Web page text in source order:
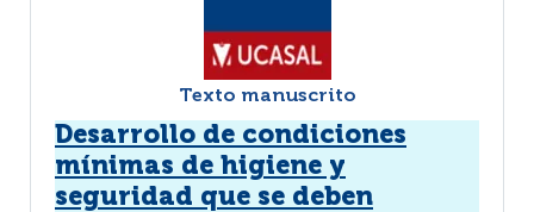
Texto manuscrito
Desarrollo de condiciones
mínimas de higiene y
seguridad que se deben